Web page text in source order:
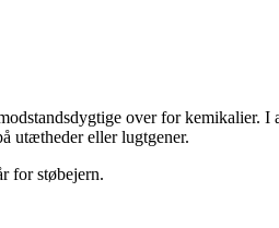
over for kemikalier. I
utætheder eller lugtgener.
for støbejern.